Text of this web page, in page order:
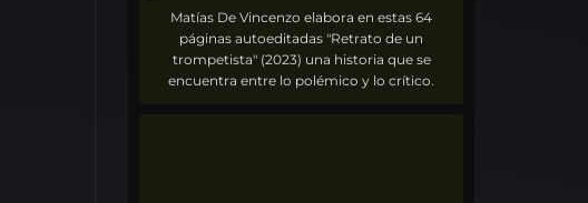
Matías De Vincenzo elabora en estas 64
páginas autoeditadas "Retrato de un
trompetista" (2023) una historia que se
encuentra entre lo polémico y lo crítico.